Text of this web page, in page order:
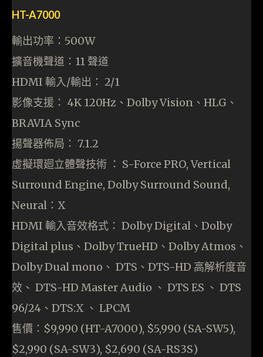
HT-A7000
輸出功率：500W
擴音機聲道：11 聲道
HDMI 輸入/輸出： 2/1
影像支援： 4K 120Hz、Dolby Vision、HLG、
BRAVIA Sync
揚聲器佈局： 7.1.2
虛擬環廻立體聲技術 ： S-Force PRO, Vertical
Surround Engine, Dolby Surround Sound,
Neural：X
HDMI 輸入音效格式： Dolby Digital、Dolby
Digital plus、Dolby TrueHD、Dolby Atmos、
Dolby Dual mono、 DTS、DTS-HD 高解析度音
效、 DTS-HD Master Audio 、 DTS ES 、 DTS
96/24、DTS:X 、 LPCM
售價：$9,990 (HT-A7000), $5,990 (SA-SW5),
$2,990 (SA-SW3), $2,690 (SA-RS3S)